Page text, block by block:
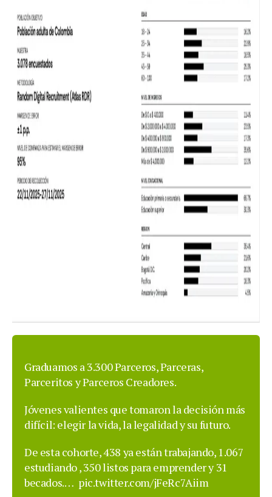
Graduamos a 3.300 Parceros, Parceras,
Parceritos y Parceros Creadores‍‍.
Jóvenes valientes que tomaron la decisión más
difícil: elegir la vida, la legalidad y su futuro.
De esta cohorte, 438 ya están trabajando, 1.067
estudiando , 350 listos para emprender y 31
becados.… pic.twitter.com/jFeRc7Aiim